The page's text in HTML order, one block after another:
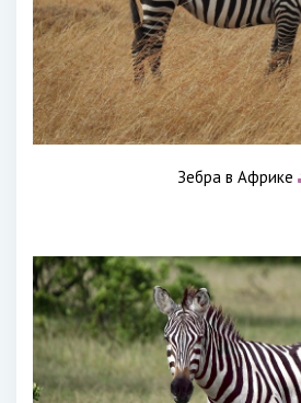
Зебра в Африке